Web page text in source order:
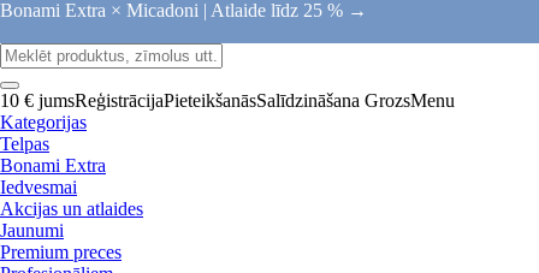
Bonami Extra × Micadoni | Atlaide līdz 25 % →
10 € jumsReģistrācijaPieteikšanāsSalīdzināšana GrozsMenu
Kategorijas
Telpas
Bonami Extra
Iedvesmai
Akcijas un atlaides
Jaunumi
Premium preces